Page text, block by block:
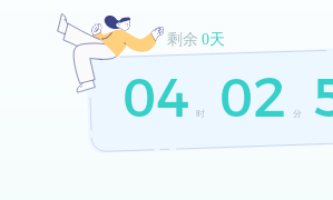
剩余 0天
04 时 02 分